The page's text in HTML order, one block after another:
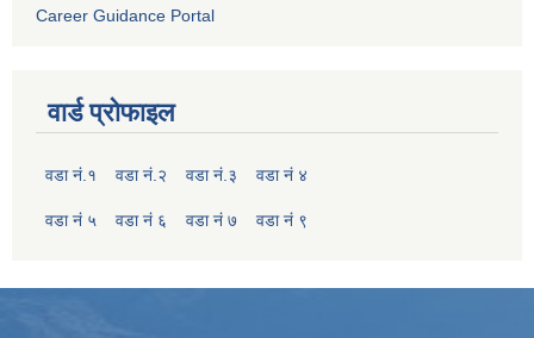
Career Guidance Portal
वार्ड प्रोफाइल
वडा नं.१ वडा नं.२ वडा नं.३ वडा नं ४
वडा नं ५ वडा नं ६ वडा नं ७ वडा नं ९